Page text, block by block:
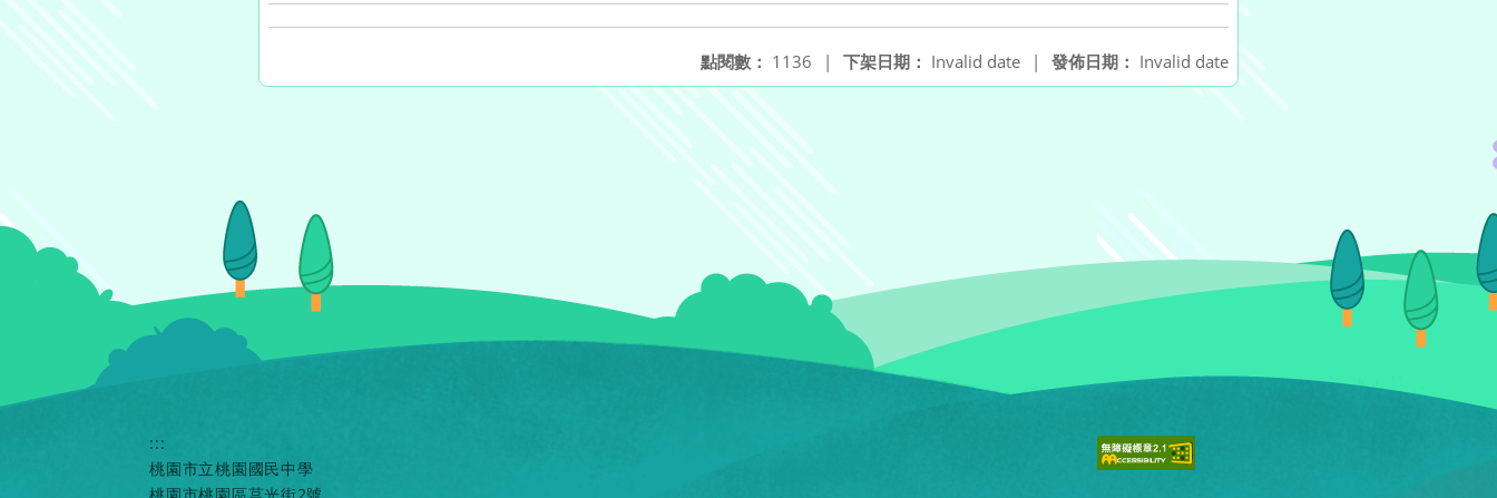
發佈日期： Invalid date
下架日期： Invalid date |
點閱數： 1136 |
:::
桃園市立桃園國民中學